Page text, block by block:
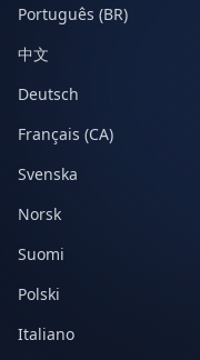
Português (BR)
中文
Deutsch
Français (CA)
Svenska
Norsk
Suomi
Polski
Italiano